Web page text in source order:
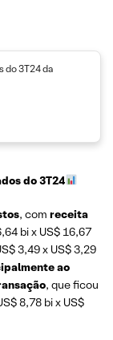
do 3T24 da
do 3T24
, com receita
bi x US$ 16,67
3,49 x US$ 3,29
ao
, que ficou
8,78 bi x US$